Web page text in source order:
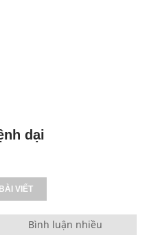
dại
VIẾT
Bình luận nhiều